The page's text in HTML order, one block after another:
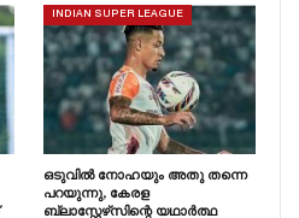
INDIAN SUPER LEAGUE
ഒടുവിൽ നോഹയും അതു തന്നെ
പറയുന്നു, കേരള
ബ്ലാസ്റ്റേഴ്‌സിന്റെ യഥാർത്ഥ